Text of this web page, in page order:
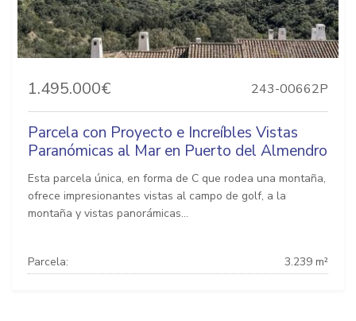
1.495.000€ 243-00662P
Parcela con Proyecto e Increíbles Vistas
Paranómicas al Mar en Puerto del Almendro
Esta parcela única, en forma de C que rodea una montaña,
ofrece impresionantes vistas al campo de golf, a la
montaña y vistas panorámicas...
Parcela: 3.239 m²